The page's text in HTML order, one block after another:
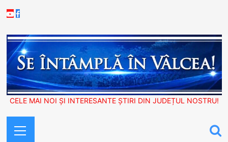
to
Youtube
Facebook
CELE MAI NOI ȘI INTERESANTE ȘTIRI DIN JUDEȚUL NOSTRU!
Menu